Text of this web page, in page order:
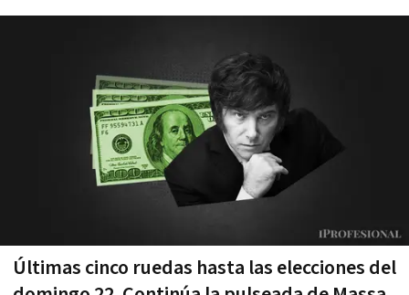
Últimas cinco ruedas hasta las elecciones del